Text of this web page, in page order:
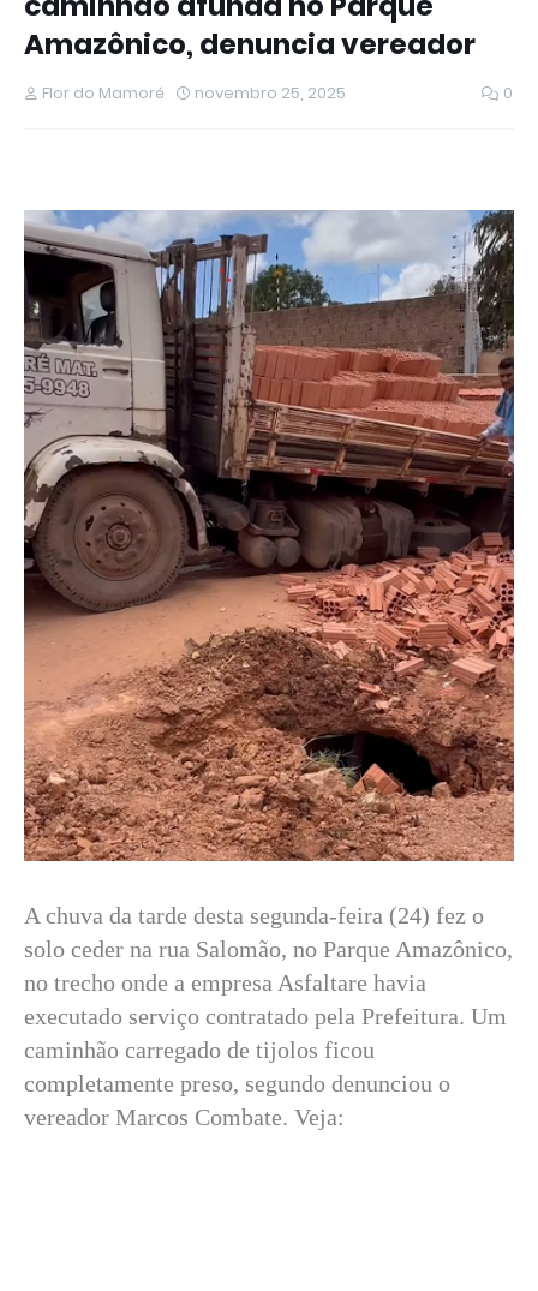
Amazônico, denuncia vereador
Flor do Mamoré novembro 25, 2025 0
A chuva da tarde desta segunda-feira (24) fez o
solo ceder na rua Salomão, no Parque Amazônico,
no trecho onde a empresa Asfaltare havia
executado serviço contratado pela Prefeitura. Um
caminhão carregado de tijolos ficou
completamente preso, segundo denunciou o
vereador Marcos Combate. Veja: